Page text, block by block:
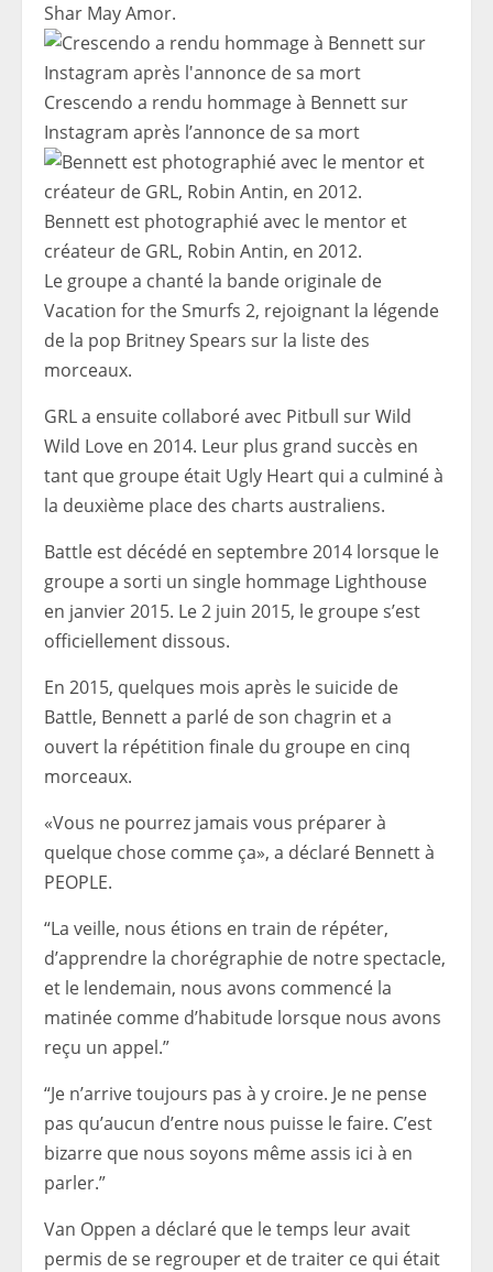
Shar May Amor.
Crescendo a rendu hommage à Bennett sur
Instagram après l’annonce de sa mort
Bennett est photographié avec le mentor et
créateur de GRL, Robin Antin, en 2012.
Le groupe a chanté la bande originale de
Vacation for the Smurfs 2, rejoignant la légende
de la pop Britney Spears sur la liste des
morceaux.
GRL a ensuite collaboré avec Pitbull sur Wild
Wild Love en 2014. Leur plus grand succès en
tant que groupe était Ugly Heart qui a culminé à
la deuxième place des charts australiens.
Battle est décédé en septembre 2014 lorsque le
groupe a sorti un single hommage Lighthouse
en janvier 2015. Le 2 juin 2015, le groupe s’est
officiellement dissous.
En 2015, quelques mois après le suicide de
Battle, Bennett a parlé de son chagrin et a
ouvert la répétition finale du groupe en cinq
morceaux.
«Vous ne pourrez jamais vous préparer à
quelque chose comme ça», a déclaré Bennett à
PEOPLE.
“La veille, nous étions en train de répéter,
d’apprendre la chorégraphie de notre spectacle,
et le lendemain, nous avons commencé la
matinée comme d’habitude lorsque nous avons
reçu un appel.”
“Je n’arrive toujours pas à y croire. Je ne pense
pas qu’aucun d’entre nous puisse le faire. C’est
bizarre que nous soyons même assis ici à en
parler.”
Van Oppen a déclaré que le temps leur avait
permis de se regrouper et de traiter ce qui était